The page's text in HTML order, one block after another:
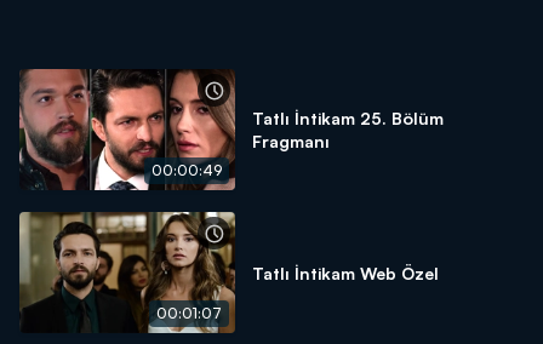
00:00:49
Tatlı İntikam 25. Bölüm
Fragmanı
00:01:07
Tatlı İntikam Web Özel